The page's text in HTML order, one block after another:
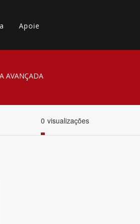
Apoie
AVANÇADA
0 visualizações